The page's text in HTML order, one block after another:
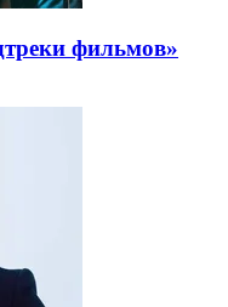
фильмов»